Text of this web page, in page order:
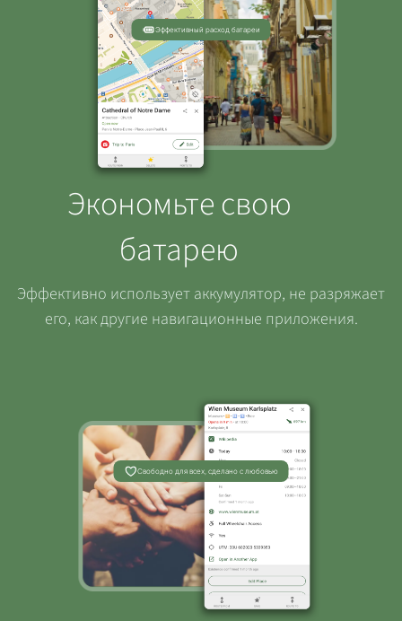
Экономьте свою
батарею
Эффективно использует аккумулятор, не разряжает
его, как другие навигационные приложения.
Эффективный расход батареи
Свободно для всех, сделано с любовью